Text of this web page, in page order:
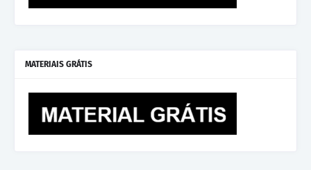
MATERIAIS GRÁTIS